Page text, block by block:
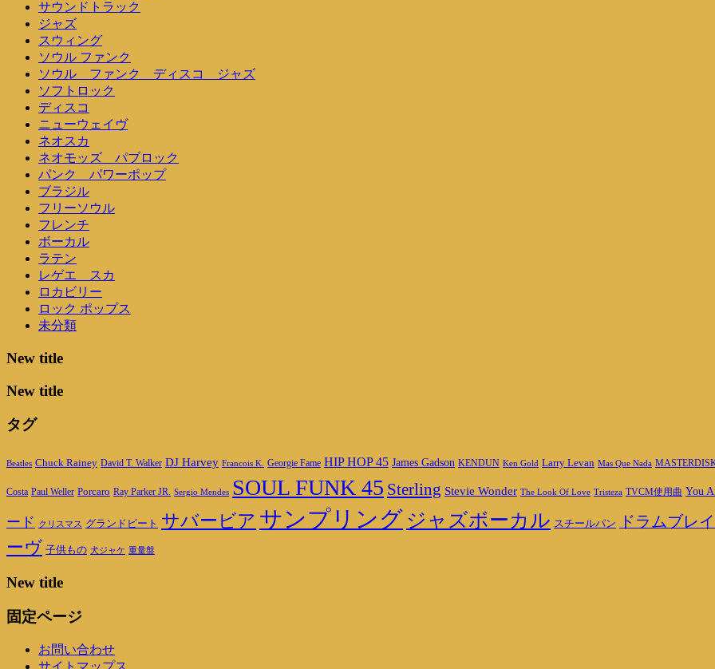
サウンドトラック
ジャズ
スウィング
ソウル ファンク
ソウル ファンク ディスコ ジャズ
ソフトロック
ディスコ
ニューウェイヴ
ネオスカ
ネオモッズ パブロック
パンク パワーポップ
ブラジル
フリーソウル
フレンチ
ボーカル
ラテン
レゲエ スカ
ロカビリー
ロック ポップス
未分類
New title
New title
タグ
Beatles Chuck Rainey David T. Walker DJ Harvey Francois K. Georgie Fame HIP HOP 45 James Gadson KENDUN Ken Gold Larry Levan Mas Que Nada
Costa Paul Weller Porcaro Ray Parker JR. Sergio Mendes SOUL FUNK 45 Sterling Stevie Wonder The Look Of Love Tristeza TVCM使用曲 You
ード クリスマス グランドビート サバービア サンプリング ジャズボーカル スチールパン ドラムブレ
ーヴ 子供もの 犬ジャケ 重量盤
New title
固定ページ
お問い合わせ